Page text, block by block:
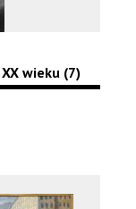
wieku (7)